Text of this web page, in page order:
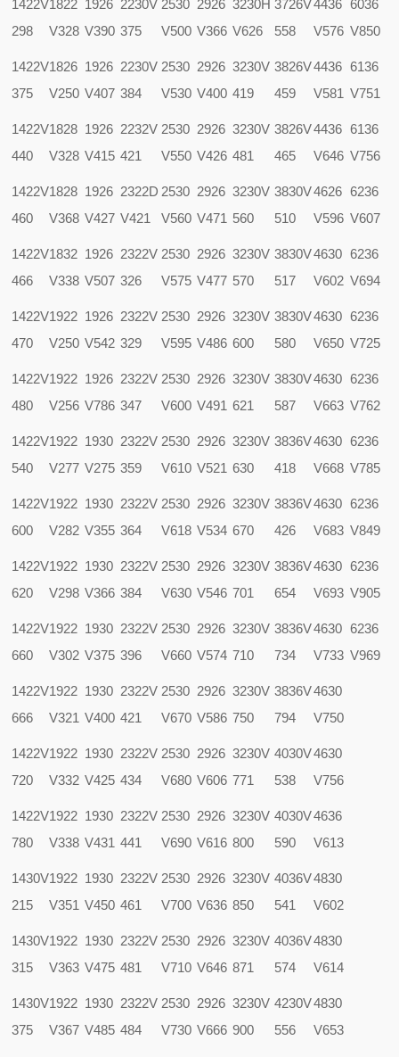
1422V
298
1822
V328
1926
V390
2230V
375
2530
V500
2926
V366
3230H
V626
3726V
558
4436
V576
6036
V850
1422V
375
1826
V250
1926
V407
2230V
384
2530
V530
2926
V400
3230V
419
3826V
459
4436
V581
6136
V751
1422V
440
1828
V328
1926
V415
2232V
421
2530
V550
2926
V426
3230V
481
3826V
465
4436
V646
6136
V756
1422V
460
1828
V368
1926
V427
2322D
V421
2530
V560
2926
V471
3230V
560
3830V
510
4626
V596
6236
V607
1422V
466
1832
V338
1926
V507
2322V
326
2530
V575
2926
V477
3230V
570
3830V
517
4630
V602
6236
V694
1422V
470
1922
V250
1926
V542
2322V
329
2530
V595
2926
V486
3230V
600
3830V
580
4630
V650
6236
V725
1422V
480
1922
V256
1926
V786
2322V
347
2530
V600
2926
V491
3230V
621
3830V
587
4630
V663
6236
V762
1422V
540
1922
V277
1930
V275
2322V
359
2530
V610
2926
V521
3230V
630
3836V
418
4630
V668
6236
V785
1422V
600
1922
V282
1930
V355
2322V
364
2530
V618
2926
V534
3230V
670
3836V
426
4630
V683
6236
V849
1422V
620
1922
V298
1930
V366
2322V
384
2530
V630
2926
V546
3230V
701
3836V
654
4630
V693
6236
V905
1422V
660
1922
V302
1930
V375
2322V
396
2530
V660
2926
V574
3230V
710
3836V
734
4630
V733
6236
V969
1422V
666
1922
V321
1930
V400
2322V
421
2530
V670
2926
V586
3230V
750
3836V
794
4630
V750
1422V
720
1922
V332
1930
V425
2322V
434
2530
V680
2926
V606
3230V
771
4030V
538
4630
V756
1422V
780
1922
V338
1930
V431
2322V
441
2530
V690
2926
V616
3230V
800
4030V
590
4636
V613
1430V
215
1922
V351
1930
V450
2322V
461
2530
V700
2926
V636
3230V
850
4036V
541
4830
V602
1430V
315
1922
V363
1930
V475
2322V
481
2530
V710
2926
V646
3230V
871
4036V
574
4830
V614
1430V
375
1922
V367
1930
V485
2322V
484
2530
V730
2926
V666
3230V
900
4230V
556
4830
V653